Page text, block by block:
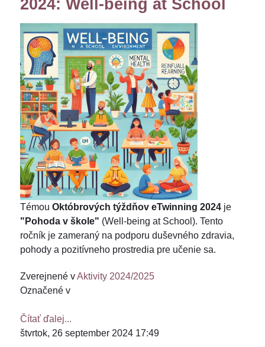
2024: Well-being at School
Témou Októbrových týždňov eTwinning 2024 je
"Pohoda v škole" (Well-being at School). Tento
ročník je zameraný na podporu duševného zdravia,
pohody a pozitívneho prostredia pre učenie sa.
Zverejnené vAktivity 2024/2025
Označené v
Čítať ďalej...
štvrtok, 26 september 2024 17:49